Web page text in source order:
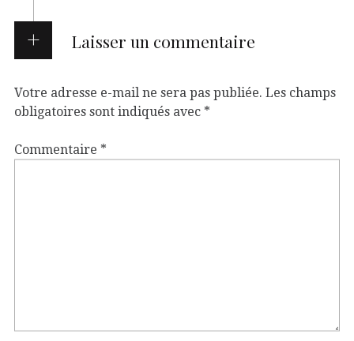
Laisser un commentaire
Votre adresse e-mail ne sera pas publiée. Les champs
obligatoires sont indiqués avec *
Commentaire *